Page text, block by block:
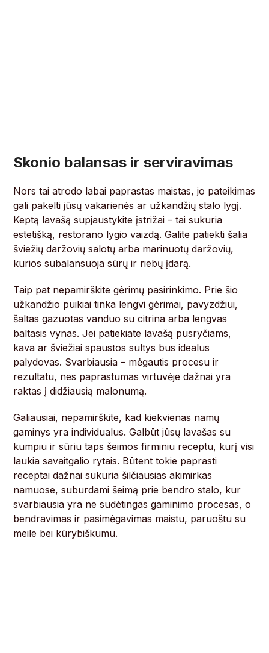
Skonio balansas ir serviravimas
Nors tai atrodo labai paprastas maistas, jo pateikimas
gali pakelti jūsų vakarienės ar užkandžių stalo lygį.
Keptą lavašą supjaustykite įstrižai – tai sukuria
estetišką, restorano lygio vaizdą. Galite patiekti šalia
šviežių daržovių salotų arba marinuotų daržovių,
kurios subalansuoja sūrų ir riebų įdarą.
Taip pat nepamirškite gėrimų pasirinkimo. Prie šio
užkandžio puikiai tinka lengvi gėrimai, pavyzdžiui,
šaltas gazuotas vanduo su citrina arba lengvas
baltasis vynas. Jei patiekiate lavašą pusryčiams,
kava ar šviežiai spaustos sultys bus idealus
palydovas. Svarbiausia – mėgautis procesu ir
rezultatu, nes paprastumas virtuvėje dažnai yra
raktas į didžiausią malonumą.
Galiausiai, nepamirškite, kad kiekvienas namų
gaminys yra individualus. Galbūt jūsų lavašas su
kumpiu ir sūriu taps šeimos firminiu receptu, kurį visi
laukia savaitgalio rytais. Būtent tokie paprasti
receptai dažnai sukuria šilčiausias akimirkas
namuose, suburdami šeimą prie bendro stalo, kur
svarbiausia yra ne sudėtingas gaminimo procesas, o
bendravimas ir pasimėgavimas maistu, paruoštu su
meile bei kūrybiškumu.